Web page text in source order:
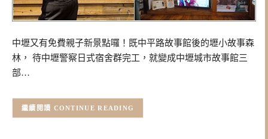
中壢又有免費親子新景點囉！既中平路故事館後的壢小故事森
林， 待中壢警察日式宿舍群完工，就變成中壢城市故事館三
部…
CONTINUE READING